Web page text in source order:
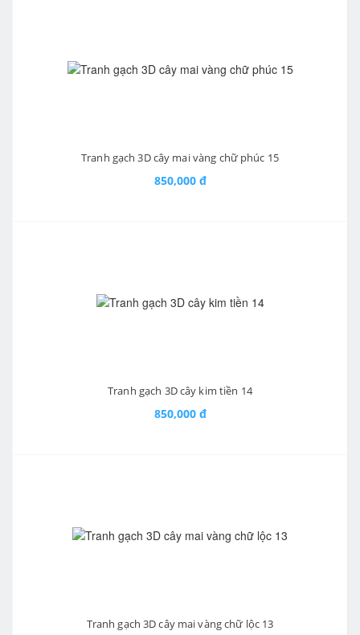
Tranh gạch 3D cây mai vàng chữ phúc 15
850,000 đ
Tranh gạch 3D cây kim tiền 14
850,000 đ
Tranh gạch 3D cây mai vàng chữ lộc 13